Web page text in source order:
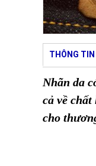
THÔNG TIN
Nhãn da
cả về
cho
-
- Da